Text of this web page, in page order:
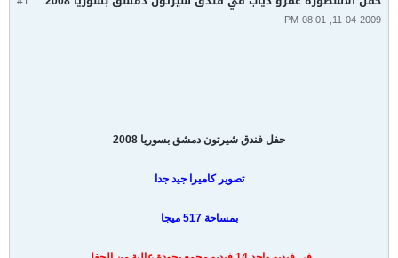
11-04-2009, 08:01 PM
حفل فندق شيرتون دمشق بسوريا 2008
تصوير كاميرا جيد جدا
بمساحة 517 ميجا